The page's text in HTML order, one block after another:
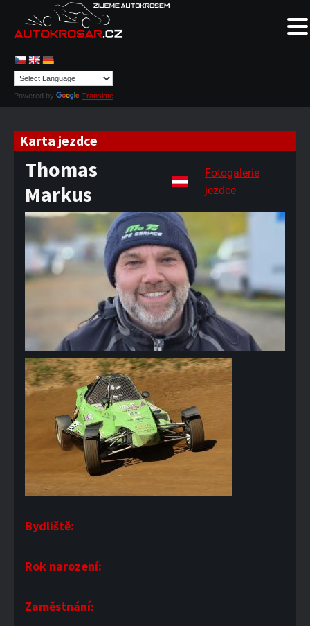
Powered by Translate
Karta jezdce
Thomas
Markus
Fotogalerie
jezdce
Bydliště:
Rok narození:
Zaměstnání: